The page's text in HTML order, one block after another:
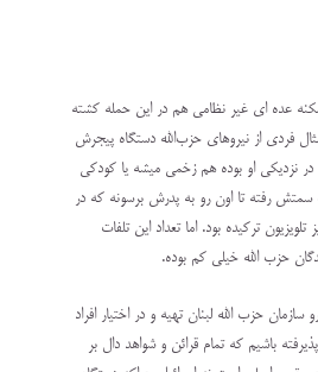
عده ای غیر نظامی هم در این حمله کشته
فردی از نیروهای حزب‌الله دستگاه پیجرش
نزدیکی او بوده هم زخمی میشه یا کودکی
رفته تا اون رو به پدرش برسونه که در
ترکیده بود. اما تعداد این تلفات
حزب الله خیلی کم بوده.
سازمان حزب الله لبنان تهیه و در اختیار افراد
باشیم که تمام قرائن و شواهد دال بر